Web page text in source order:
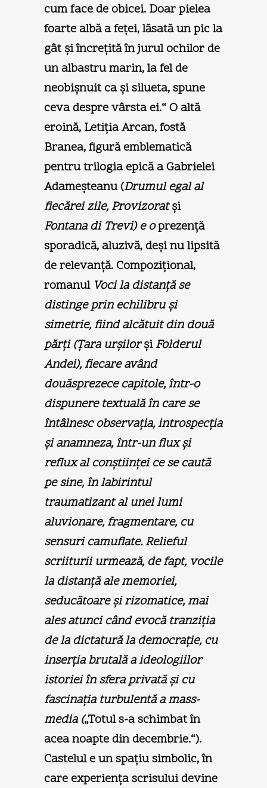
cum face de obicei. Doar pielea
foarte albă a feţei, lăsată un pic la
gât şi încreţită în jurul ochilor de
un albastru marin, la fel de
neobişnuit ca şi silueta, spune
ceva despre vârsta ei.“ O altă
eroină, Letiţia Arcan, fostă
Branea, figură emblematică
pentru trilogia epică a Gabrielei
Adameşteanu (Drumul egal al
fiecărei zile, Provizoratşi
Fontana di Trevi)e oprezenţă
sporadică, aluzivă, deşi nu lipsită
de relevanţă. Compoziţional,
romanul Voci la distanţă se
distinge prin echilibru şi
simetrie, fiind alcătuit din două
părţi (Ţara urşilorşiFolderul
Andei), fiecare având
douăsprezece capitole, într-o
dispunere textuală în care se
întâlnesc observaţia, introspecţia
şi anamneza, într-un flux şi
reflux al conştiinţei ce se caută
pe sine, în labirintul
traumatizant al unei lumi
aluvionare, fragmentare, cu
sensuri camuflate. Relieful
scriiturii urmează, de fapt, vocile
la distanţă ale memoriei,
seducătoare şi rizomatice, mai
ales atunci când evocă tranziţia
de la dictatură la democraţie, cu
inserţia brutală a ideologiilor
istoriei în sfera privată şi cu
fascinaţia turbulentă a mass-
media („Totul s-a schimbat în
acea noapte din decembrie.“).
Castelul e un spaţiu simbolic, în
care experienţa scrisului devine